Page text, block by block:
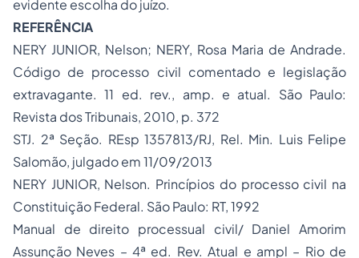
evidente escolha do juízo.
REFERÊNCIA
NERY JUNIOR, Nelson; NERY, Rosa Maria de Andrade.
Código de processo civil comentado e legislação
extravagante. 11 ed. rev., amp. e atual. São Paulo:
Revista dos Tribunais, 2010, p. 372
STJ. 2ª Seção. REsp 1357813/RJ, Rel. Min. Luis Felipe
Salomão, julgado em 11/09/2013
NERY JUNIOR, Nelson. Princípios do processo civil na
Constituição Federal. São Paulo: RT, 1992
Manual de direito processual civil/ Daniel Amorim
Assunção Neves – 4ª ed. Rev. Atual e ampl – Rio de